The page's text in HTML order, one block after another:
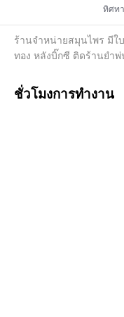
ทิศท
ร้านจำหน่ายสมุนไพร มีใ
ทอง หลังบิ๊กซี ติดร้านยำ
ชั่วโมงการทำงาน